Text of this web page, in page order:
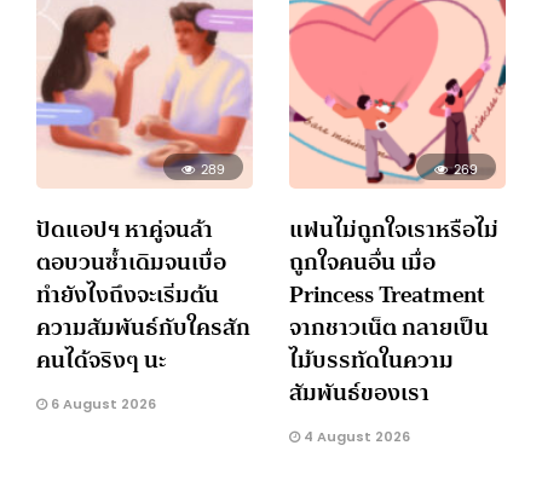
289
ปัดแอปฯ หาคู่จนล้า
ตอบวนซ้ำเดิมจนเบื่อ
ทำยังไงถึงจะเริ่มต้น
ความสัมพันธ์กับใครสัก
คนได้จริงๆ นะ
6 August 2026
269
แฟนไม่ถูกใจเราหรือไม่
ถูกใจคนอื่น เมื่อ
Princess Treatment
จากชาวเน็ต กลายเป็น
ไม้บรรทัดในความ
สัมพันธ์ของเรา
4 August 2026